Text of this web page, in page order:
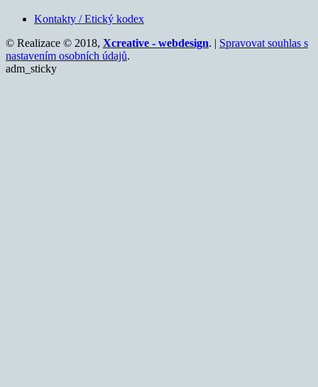
Kontakty / Etický kodex
© Realizace © 2018, Xcreative - webdesign. | Spravovat souhlas s
nastavením osobních údajů.
adm_sticky